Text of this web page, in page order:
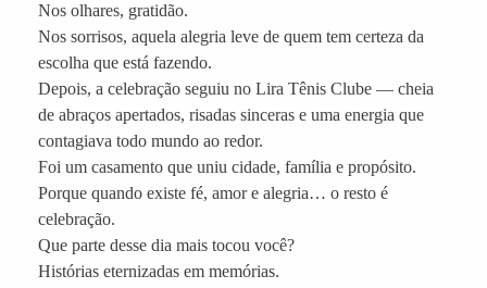
Nos olhares, gratidão.
Nos sorrisos, aquela alegria leve de quem tem certeza da
escolha que está fazendo.
Depois, a celebração seguiu no Lira Tênis Clube — cheia
de abraços apertados, risadas sinceras e uma energia que
contagiava todo mundo ao redor.
Foi um casamento que uniu cidade, família e propósito.
Porque quando existe fé, amor e alegria… o resto é
celebração.
Que parte desse dia mais tocou você?
Histórias eternizadas em memórias.